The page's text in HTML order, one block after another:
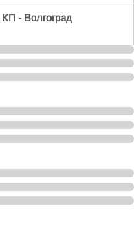
КП - Волгоград